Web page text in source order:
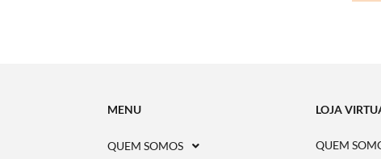
MENU
QUEM SOMOS
LOJA
QUEM